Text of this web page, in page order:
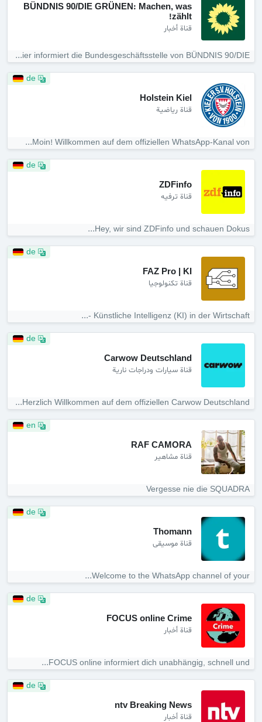
BÜNDNIS 90/DIE GRÜNEN: Machen, was
zählt!
قناة أخبار
Hier informiert die Bundesgeschäftsstelle von BÜNDNIS 90/DIE...
Holstein Kiel
قناة رياضية
Moin! Willkommen auf dem offiziellen WhatsApp-Kanal von...
ZDFinfo
قناة ترفيه
Hey, wir sind ZDFinfo und schauen Dokus...
FAZ Pro | KI
قناة تكنولوجيا
Künstliche Intelligenz (KI) in der Wirtschaft -...
Carwow Deutschland
قناة سيارات ودراجات نارية
Herzlich Willkommen auf dem offiziellen Carwow Deutschland...
RAF CAMORA
قناة مشاهير
Vergesse nie die SQUADRA
Thomann
قناة موسيقى
Welcome to the WhatsApp channel of your...
FOCUS online Crime
قناة أخبار
FOCUS online informiert dich unabhängig, schnell und...
ntv Breaking News
قناة أخبار